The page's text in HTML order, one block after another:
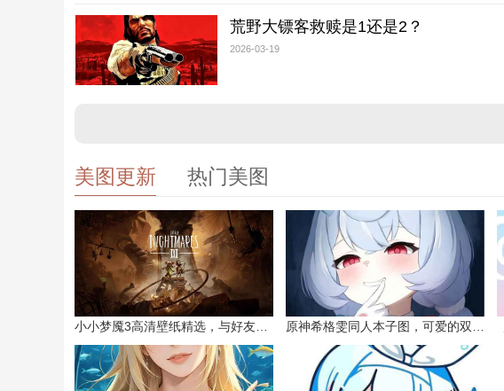
荒野大镖客救赎是1还是2？
2026-03-19
美图更新 热门美图